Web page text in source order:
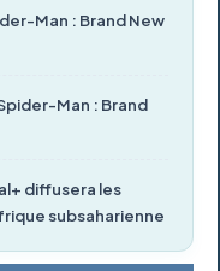
Man : Brand New
Man : Brand
diffusera les
subsaharienne